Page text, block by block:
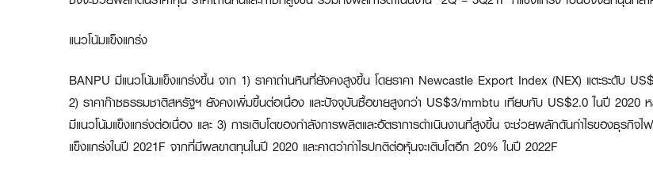
แนวโน้มแข็งแกร่ง
BANPU มีแนวโน้มแข็งแกร่งขึ้น จาก 1) ราคาถ่านหินที่ยังคงสูงขึ้น โดยราคา Newcastle Export Index (NEX) แตะระดับ
2) ราคาก๊าซธรรมชาติสหรัฐฯ ยังคงเพิ่มขึ้นต่อเนื่อง และปัจจุบันซื้อขายสูงกว่า US$3/mmbtu เทียบกับ US$2.0 ในปี
มีแนวโน้มแข็งแกร่งต่อเนื่อง และ 3) การเติบโตของกำลังการผลิตและอัตราการดำเนินงานที่สูงขึ้น จะช่วยผลักดันกำไรของธุรกิ
แข็งแกร่งในปี 2021F จากที่มีผลขาดทุนในปี 2020 และคาดว่ากำไรปกติต่อหุ้นจะเติบโตอีก 20% ในปี 2022F